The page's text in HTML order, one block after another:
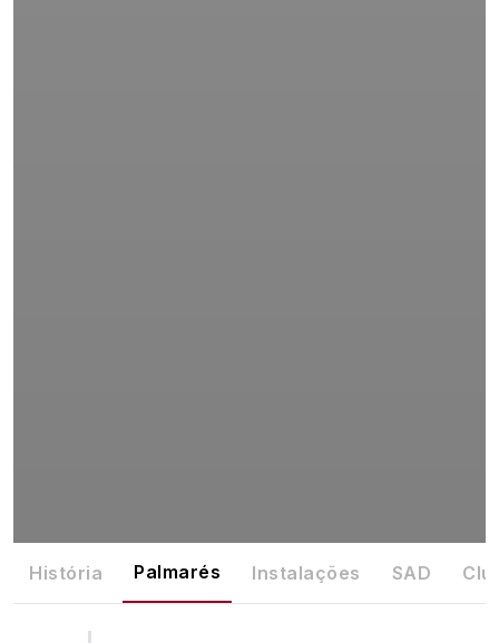
História Palmarés Instalações SAD